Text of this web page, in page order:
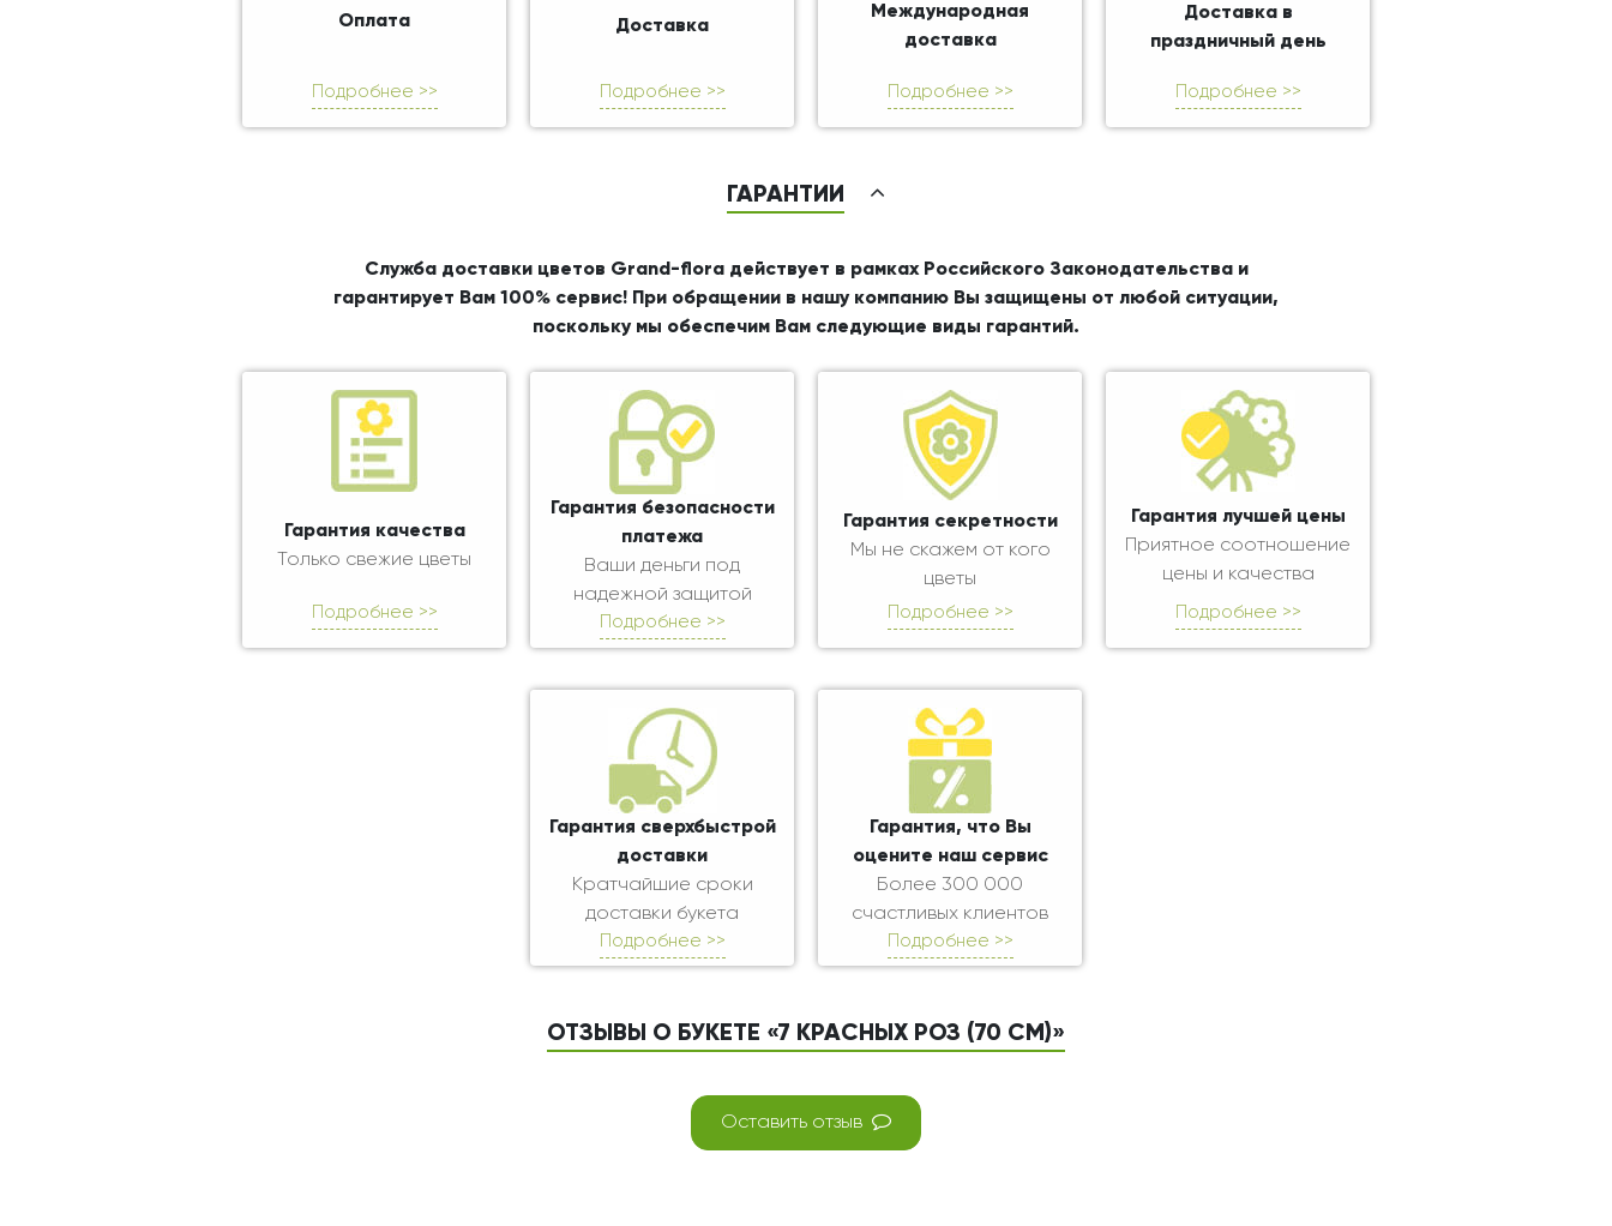
Оплата
Подробнее >>
Доставка
Подробнее >>
Международная
доставка
Подробнее >>
Доставка в
праздничный день
Подробнее >>
ГАРАНТИИ
Служба доставки цветов Grand-flora действует в рамках Российского Законодательства и
гарантирует Вам 100% сервис! При обращении в нашу компанию Вы защищены от любой ситуации,
поскольку мы обеспечим Вам следующие виды гарантий.
Гарантия качества
Только свежие цветы
Подробнее >>
Гарантия безопасности
платежа
Ваши деньги под
надежной защитой
Подробнее >>
Гарантия секретности
Мы не скажем от кого
цветы
Подробнее >>
Гарантия лучшей цены
Приятное соотношение
цены и качества
Подробнее >>
Гарантия сверхбыстрой
доставки
Кратчайшие сроки
доставки букета
Подробнее >>
Гарантия, что Вы
оцените наш сервис
Более 300 000
счастливых клиентов
Подробнее >>
ОТЗЫВЫ О БУКЕТЕ «7 КРАСНЫХ РОЗ (70 СМ)»
Оставить отзыв